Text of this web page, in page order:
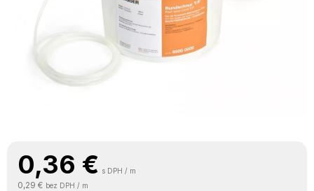
0,36 € s DPH / m
0,29 € bez DPH / m